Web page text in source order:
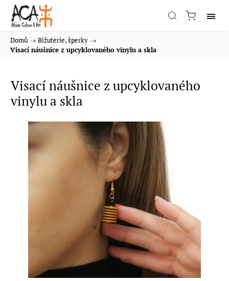
Domů / Bižuterie, šperky /
Visací náušnice z upcyklovaného vinylu a skla
Visací náušnice z upcyklovaného
vinylu a skla